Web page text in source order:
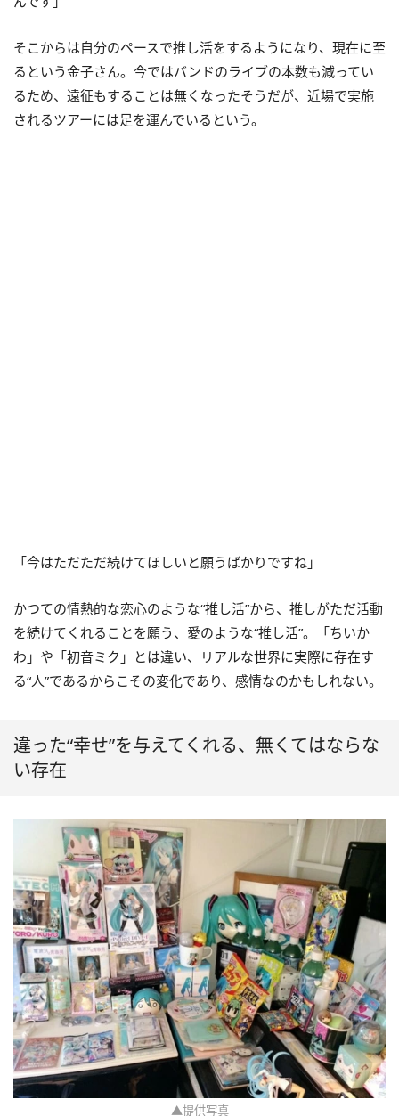
そこからは自分のペースで推し活をするようになり、現在に至
るという金子さん。今ではバンドのライブの本数も減ってい
るため、遠征もすることは無くなったそうだが、近場で実施
されるツアーには足を運んでいるという。
「今はただただ続けてほしいと願うばかりですね」
かつての情熱的な恋心のような“推し活”から、推しがただ活動
を続けてくれることを願う、愛のような“推し活”。「ちいか
わ」や「初音ミク」とは違い、リアルな世界に実際に存在す
る“人”であるからこその変化であり、感情なのかもしれない。
違った“幸せ”を与えてくれる、無くてはならな
い存在
▲提供写真